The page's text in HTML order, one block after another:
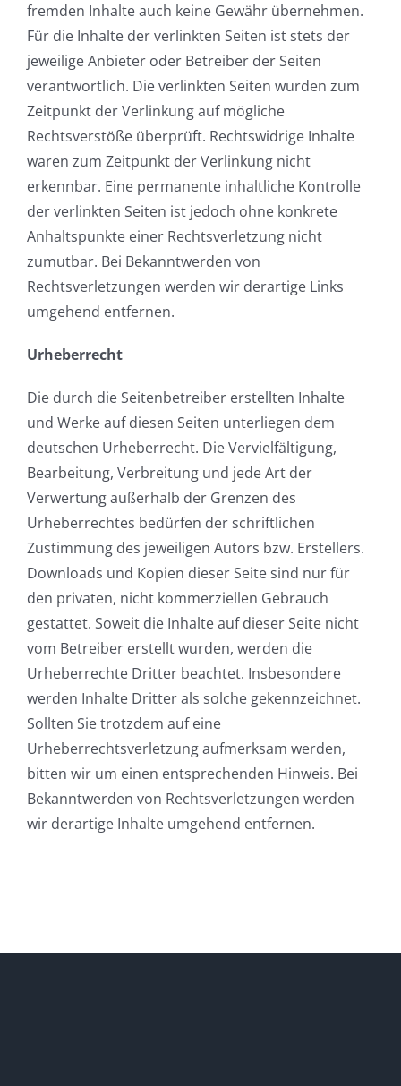
fremden Inhalte auch keine Gewähr übernehmen.
Für die Inhalte der verlinkten Seiten ist stets der
jeweilige Anbieter oder Betreiber der Seiten
verantwortlich. Die verlinkten Seiten wurden zum
Zeitpunkt der Verlinkung auf mögliche
Rechtsverstöße überprüft. Rechtswidrige Inhalte
waren zum Zeitpunkt der Verlinkung nicht
erkennbar. Eine permanente inhaltliche Kontrolle
der verlinkten Seiten ist jedoch ohne konkrete
Anhaltspunkte einer Rechtsverletzung nicht
zumutbar. Bei Bekanntwerden von
Rechtsverletzungen werden wir derartige Links
umgehend entfernen.
Urheberrecht
Die durch die Seitenbetreiber erstellten Inhalte
und Werke auf diesen Seiten unterliegen dem
deutschen Urheberrecht. Die Vervielfältigung,
Bearbeitung, Verbreitung und jede Art der
Verwertung außerhalb der Grenzen des
Urheberrechtes bedürfen der schriftlichen
Zustimmung des jeweiligen Autors bzw. Erstellers.
Downloads und Kopien dieser Seite sind nur für
den privaten, nicht kommerziellen Gebrauch
gestattet. Soweit die Inhalte auf dieser Seite nicht
vom Betreiber erstellt wurden, werden die
Urheberrechte Dritter beachtet. Insbesondere
werden Inhalte Dritter als solche gekennzeichnet.
Sollten Sie trotzdem auf eine
Urheberrechtsverletzung aufmerksam werden,
bitten wir um einen entsprechenden Hinweis. Bei
Bekanntwerden von Rechtsverletzungen werden
wir derartige Inhalte umgehend entfernen.